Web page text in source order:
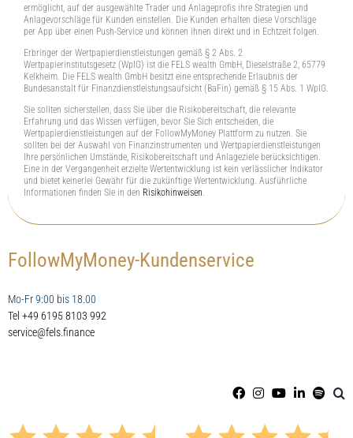
ermöglicht, auf der ausgewählte Trader und Anlageprofis ihre Strategien und
Anlagevorschläge für Kunden einstellen. Die Kunden erhalten diese Vorschläge
per App über einen Push-Service und können ihnen direkt und in Echtzeit folgen.
Erbringer der Wertpapierdienstleistungen gemäß § 2 Abs. 2
Wertpapierinstitutsgesetz (WpIG) ist die FELS wealth GmbH, Dieselstraße 2, 65779
Kelkheim. Die FELS wealth GmbH besitzt eine entsprechende Erlaubnis der
Bundesanstalt für Finanzdienstleistungsaufsicht (BaFin) gemäß § 15 Abs. 1 WpIG.
Sie sollten sicherstellen, dass Sie über die Risikobereitschaft, die relevante
Erfahrung und das Wissen verfügen, bevor Sie Sich entscheiden, die
Wertpapierdienstleistungen auf der FollowMyMoney Plattform zu nutzen. Sie
sollten bei der Auswahl von Finanzinstrumenten und Wertpapierdienstleistungen
Ihre persönlichen Umstände, Risikobereitschaft und Anlageziele berücksichtigen.
Eine in der Vergangenheit erzielte Wertentwicklung ist kein verlässlicher Indikator
und bietet keinerlei Gewähr für die zukünftige Wertentwicklung. Ausführliche
Informationen finden Sie in den Risikohinweisen
FollowMyMoney-Kundenservice
Mo-Fr 9:00 bis 18.00
Tel +49 6195 8103 992
service@fels.finance